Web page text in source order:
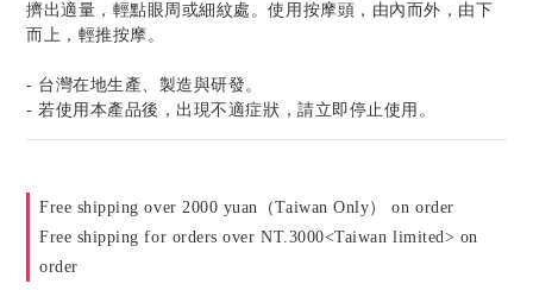
擠出適量，輕點眼周或細紋處。使用按摩頭，由內而外，由下
而上，輕推按摩。
- 台灣在地生產、製造與研發。
- 若使用本產品後，出現不適症狀，請立即停止使用。
Free shipping over 2000 yuan（Taiwan Only） on order
Free shipping for orders over NT.3000<Taiwan limited> on
order